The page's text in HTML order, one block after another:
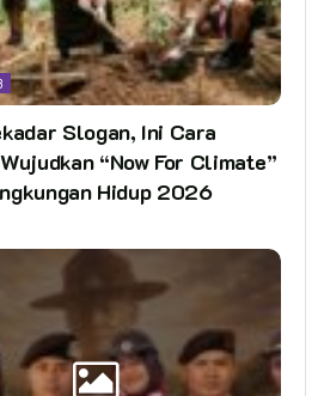
Slogan, Ini Cara
“Now For Climate”
Hidup 2026